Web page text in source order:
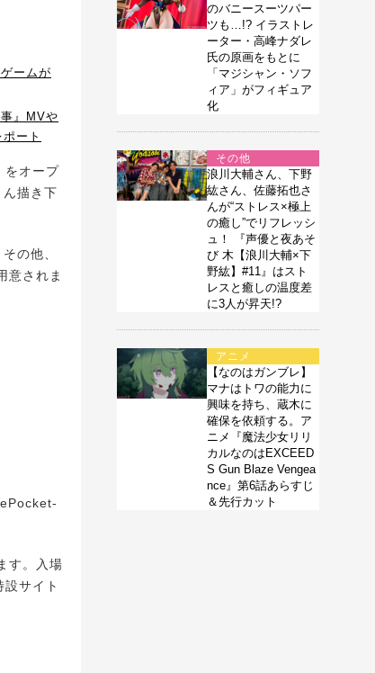
ームが
』MVや
ート
オープ
描き下
の他、
意されま
す。入場
サイト
のバニースーツパー
ツも…!? イラストレ
ーター・高峰ナダレ
氏の原画をもとに
「マジシャン・ソフ
ィア」がフィギュア
化
その他
浪川大輔さん、下野
紘さん、佐藤拓也さ
んが“ストレス×極上
の癒し”でリフレッシ
ュ！ 『声優と夜あそ
び 木【浪川大輔×下
野紘】#11』はスト
レスと癒しの温度差
に3人が昇天!?
アニメ
【なのはガンブレ】
マナはトワの能力に
興味を持ち、蔵木に
確保を依頼する。ア
ニメ『魔法少女リリ
カルなのはEXCEED
S Gun Blaze Vengea
nce』第6話あらすじ
＆先行カット